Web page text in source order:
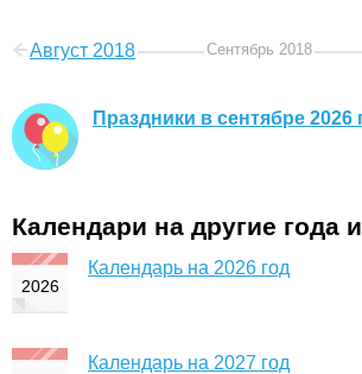
Август 2018 Сентябрь 2018
Праздники в сентябре 2026
Календари на другие года
Календарь на 2026 год
Календарь на 2027 год